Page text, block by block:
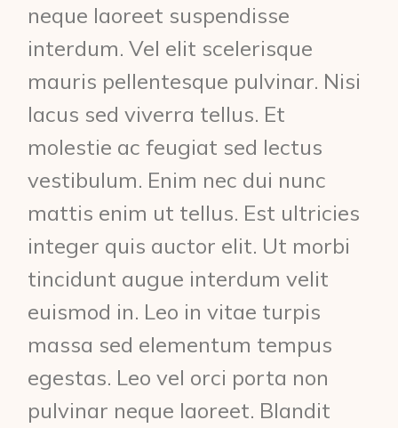
neque laoreet suspendisse
interdum. Vel elit scelerisque
mauris pellentesque pulvinar. Nisi
lacus sed viverra tellus. Et
molestie ac feugiat sed lectus
vestibulum. Enim nec dui nunc
mattis enim ut tellus. Est ultricies
integer quis auctor elit. Ut morbi
tincidunt augue interdum velit
euismod in. Leo in vitae turpis
massa sed elementum tempus
egestas. Leo vel orci porta non
pulvinar neque laoreet. Blandit